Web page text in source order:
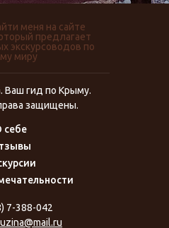
меня на сайте
предлагает
экскурсоводов по
миру
Ваш гид по Крыму.
защищены.
себе
7-388-042